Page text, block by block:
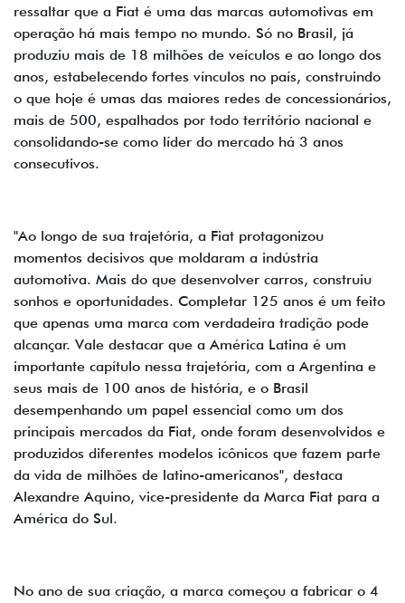
ressaltar que a Fiat é uma das marcas automotivas em
operação há mais tempo no mundo. Só no Brasil, já
produziu mais de 18 milhões de veículos e ao longo dos
anos, estabelecendo fortes vínculos no país, construindo
o que hoje é umas das maiores redes de concessionários,
mais de 500, espalhados por todo território nacional e
consolidando-se como líder do mercado há 3 anos
consecutivos.
"Ao longo de sua trajetória, a Fiat protagonizou
momentos decisivos que moldaram a indústria
automotiva. Mais do que desenvolver carros, construiu
sonhos e oportunidades. Completar 125 anos é um feito
que apenas uma marca com verdadeira tradição pode
alcançar. Vale destacar que a América Latina é um
importante capítulo nessa trajetória, com a Argentina e
seus mais de 100 anos de história, e o Brasil
desempenhando um papel essencial como um dos
principais mercados da Fiat, onde foram desenvolvidos e
produzidos diferentes modelos icônicos que fazem parte
da vida de milhões de latino-americanos", destaca
Alexandre Aquino, vice-presidente da Marca Fiat para a
América do Sul.
No ano de sua criação, a marca começou a fabricar o 4